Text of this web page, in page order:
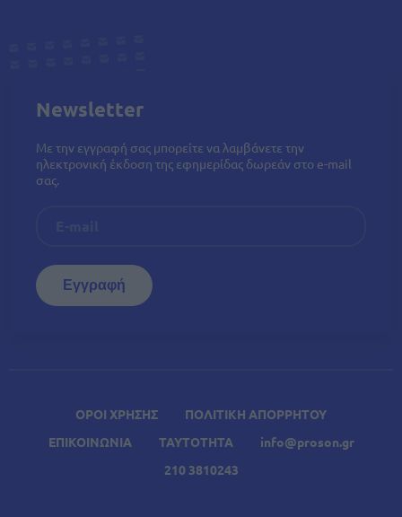
ΟΡΟΙ ΧΡΗΣΗΣ
ΠΟΛΙΤΙΚΗ ΑΠΟΡΡΗΤΟΥ
ΕΠΙΚΟΙΝΩΝΙΑ
ΤΑΥΤΟΤΗΤΑ
info@proson.gr
210 3810243
Newsletter
Με την εγγραφή σας μπορείτε να λαμβάνετε την
ηλεκτρονική έκδοση της εφημερίδας δωρεάν στο e-mail
σας.